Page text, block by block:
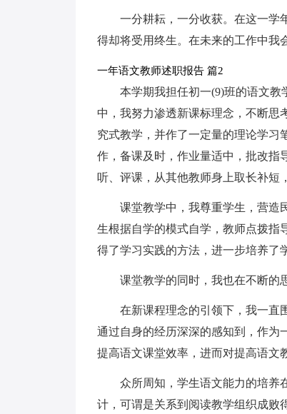
一分耕耘，一分收获。在这一学
得却将受用终生。在未来的工作中我
一年语文教师述职报告 篇2
本学期我担任初一(9)班的语文
中，我努力渗透新课标理念，不断思
究式教学，并作了一定量的理论学习
作，备课及时，作业量适中，批改指
听、评课，从其他教师身上取长补短
课堂教学中，我尊重学生，营造
生根据自学的模式自学，教师点拨指
得了学习实践的方法，进一步培养了
课堂教学的同时，我也在不断的
在新课程理念的引领下，我一直
通过自身的经历深深的感知到，作为
提高语文课堂效率，进而对提高语文
众所周知，学生语文能力的培养
计，可谓是关系到阅读教学组织成败